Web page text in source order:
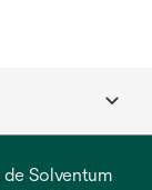
Solventum